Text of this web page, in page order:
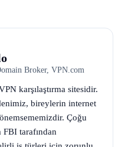
Broker, VPN.com
karşılaştırma sitesidir.
bireylerin internet
Çoğu
FBI tarafından